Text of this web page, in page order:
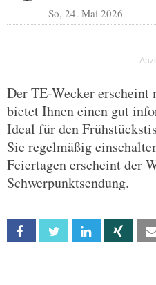
So, 24. Mai 2026
Der TE-Wecker erscheint
bietet Ihnen einen gut
Ideal für den
Sie regelmäßig
Feiertagen erscheint der
Schwerpunktsendung.
Facebook Twitter Linkedin Xing